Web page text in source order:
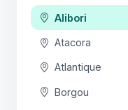
Alibori
Atacora
Atlantique
Borgou